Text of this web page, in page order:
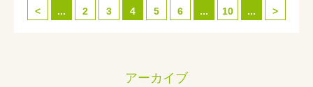
< ... 2 3 4 5 6 ... 10 ... >
アーカイブ